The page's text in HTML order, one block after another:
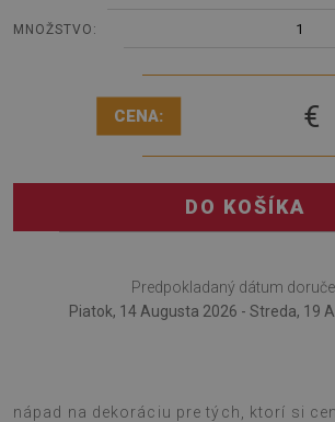
MNOŽSTVO: 1
CENA: €
DO KOŠÍKA
Predpokladaný dátum
Piatok, 14 Augusta 2026 - Streda, 19
nápad na dekoráciu pre tých, ktorí si